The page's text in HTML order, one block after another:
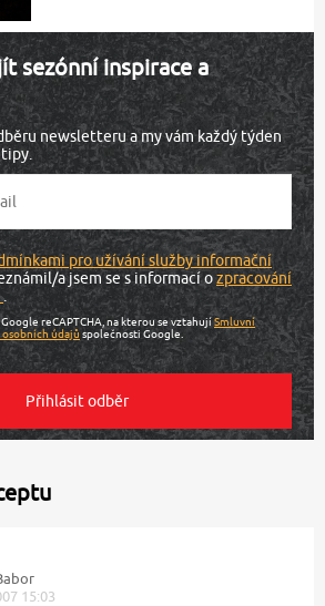
sezónní inspirace a
newsletteru a my vám každý týden
pro užívání služby informační
a jsem se s informací ozpracování
.
reCAPTCHA, na kterou se vztahujíSmluvní
osobních údajů společnosti Google.
15:03